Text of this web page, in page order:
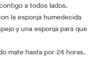
a todos lados.
la esponja humedecida
y una esponja para que
mate hasta por 24 horas.